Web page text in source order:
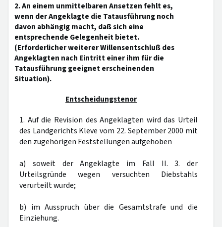
2. An einem unmittelbaren Ansetzen fehlt es,
wenn der Angeklagte die Tatausführung noch
davon abhängig macht, daß sich eine
entsprechende Gelegenheit bietet.
(Erforderlicher weiterer Willensentschluß des
Angeklagten nach Eintritt einer ihm für die
Tatausführung geeignet erscheinenden
Situation).
Entscheidungstenor
1. Auf die Revision des Angeklagten wird das Urteil
des Landgerichts Kleve vom 22. September 2000 mit
den zugehörigen Feststellungen aufgehoben
a) soweit der Angeklagte im Fall II. 3. der
Urteilsgründe wegen versuchten Diebstahls
verurteilt wurde;
b) im Ausspruch über die Gesamtstrafe und die
Einziehung.